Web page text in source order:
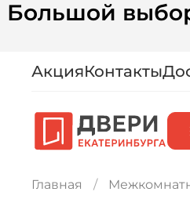
Большой
АкцияКонтакты
Главная